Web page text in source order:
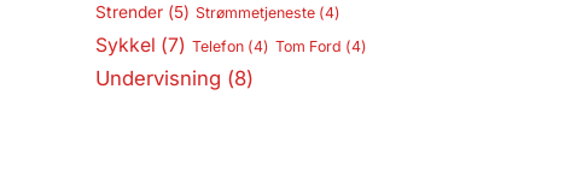
Strender(5) Strømmetjeneste(4)
Sykkel (7) Telefon(4) Tom Ford (4)
Undervisning (8)